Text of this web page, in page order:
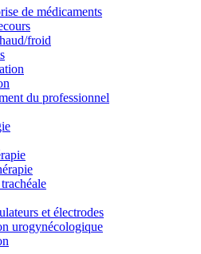
de médicaments
froid
du professionnel
et électrodes
urogynécologique